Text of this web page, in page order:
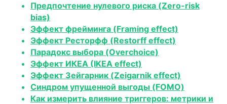
Предпочтение нулевого риска (Zero-risk
bias)
Эффект фрейминга (Framing effect)
Эффект Ресторфф (Restorff effect)
Парадокс выбора (Overchoice)
Эффект ИКЕА (IKEA effect)
Эффект Зейгарник (Zeigarnik effect)
Синдром упущенной выгоды (FOMO)
Как измерить влияние триггеров: метрики и